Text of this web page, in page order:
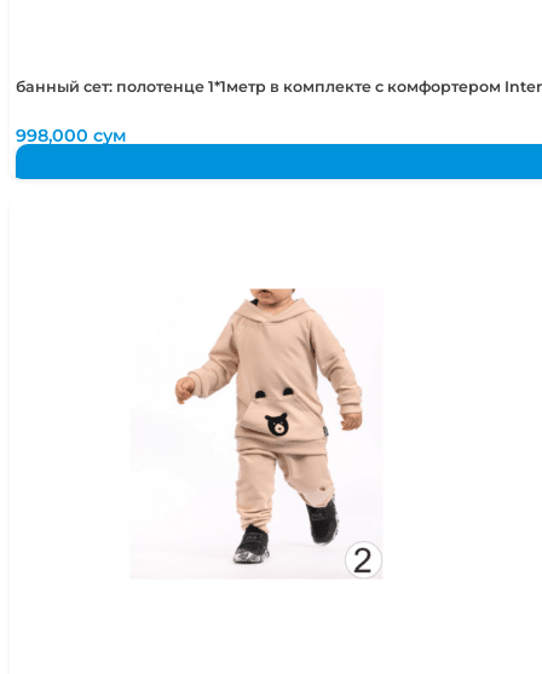
банный сет: полотенце 1*1метр в комплекте с комфортером
998,000сум